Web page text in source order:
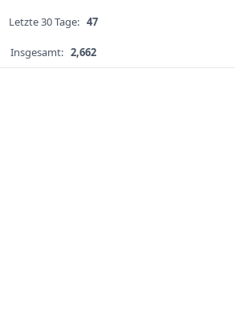
Letzte 30 Tage: 47
Insgesamt: 2,662